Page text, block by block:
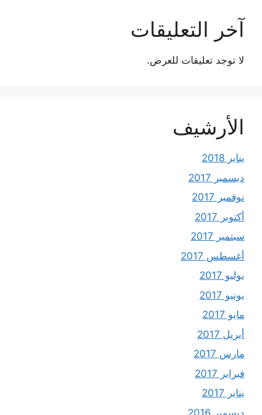
آخر التعليقات
لا توجد تعليقات للعرض.
الأرشيف
يناير 2018
ديسمبر 2017
نوفمبر 2017
أكتوبر 2017
سبتمبر 2017
أغسطس 2017
يوليو 2017
يونيو 2017
مايو 2017
أبريل 2017
مارس 2017
فبراير 2017
يناير 2017
ديسمبر 2016